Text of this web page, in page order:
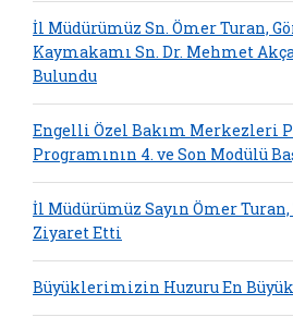
İl Müdürümüz Sn. Ömer Turan,
Kaymakamı Sn. Dr. Mehmet
Bulundu
Engelli Özel Bakım Merkezleri
Programının 4. ve Son Modülü
İl Müdürümüz Sayın Ömer
Ziyaret Etti
Büyüklerimizin Huzuru En